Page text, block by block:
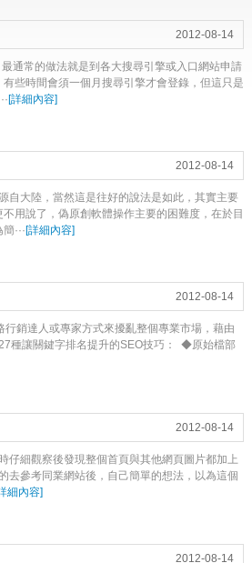
2012-08-14
通常的做法就是到各大搜尋引擎或入口網站申請
些時間會須一個月搜尋引擎才會登錄，但這只是
[詳細內容]
2012-08-14
自大陸，當然這是往好的說法是如此，其實主要
用說了，偽原創軟體操作主要的困難度，在於目
···[詳細內容]
2012-08-14
銷達人或專家方式來擾亂整個專業市場，藉由
種讓關鍵字排名提升的SEO技巧： ◆原始檔部
2012-08-14
仔細觀察後發現整個首頁與其他網頁圖片都加上
去參考同業網站後，自己簡單的想法，以為這個
細內容]
2012-08-14